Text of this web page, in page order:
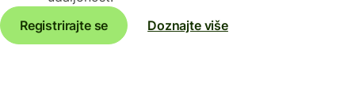
Registrirajte se
Doznajte više